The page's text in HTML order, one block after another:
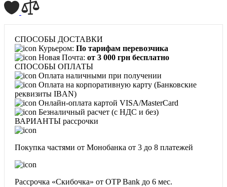
СПОСОБЫ ДОСТАВКИ
Курьером: По тарифам перевозчика
Новая Почта: от 3 000 грн бесплатно
СПОСОБЫ ОПЛАТЫ
Оплата наличными при получении
Оплата на корпоративную карту (Банковские
реквизиты IBAN)
Онлайн-оплата картой VISA/MasterCard
Безналичный расчет (с НДС и без)
ВАРИАНТЫ рассрочки
Покупка частями от Монобанка от 3 до 8 платежей
Рассрочка «Скибочка» от OTP Bank до 6 мес.